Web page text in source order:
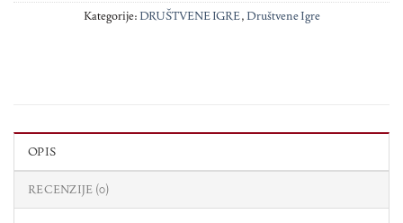
Kategorije:DRUŠTVENE IGRE,Društvene Igre
OPIS
RECENZIJE (0)